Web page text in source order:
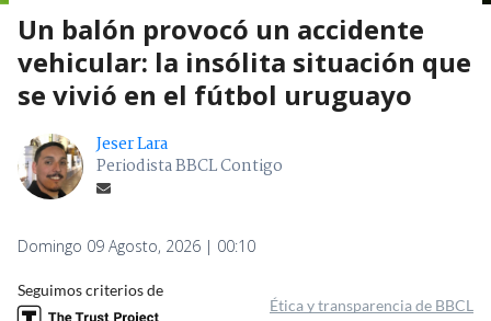
Un balón provocó un accidente
vehicular: la insólita situación que
se vivió en el fútbol uruguayo
Jeser Lara
Periodista BBCL Contigo
Domingo 09 Agosto, 2026 | 00:10
Seguimos criterios de
Ética y transparencia de BBCL